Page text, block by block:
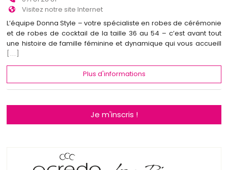
Visitez notre site Internet
L’équipe Donna Style – votre spécialiste en robes de cérémonie
et de robes de cocktail de la taille 36 au 54 – c’est avant tout
une histoire de famille féminine et dynamique qui vous accueill
[...]
Plus d'informations
Je m'inscris !